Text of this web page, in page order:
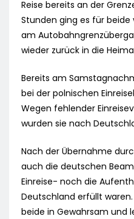
Reise bereits an der
Stunden ging es für beide
am
wieder zurück in die
Bereits am
bei der polnischen
Wegen fehlender
wurden sie nach
Nach der Übernahme
auch die deutschen
Einreise- noch die
Deutschland erfüllt
beide in Gewahrsam und